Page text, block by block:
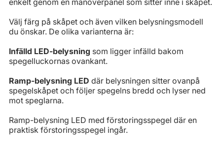
Välj färg på skåpet och även vilken belysningsmodell
du önskar. De olika varianterna är:
Infälld LED-belysning som ligger infälld bakom
spegelluckornas ovankant.
Ramp-belysning LED där belysningen sitter ovanpå
spegelskåpet och följer spegelns bredd och lyser ned
mot speglarna.
Ramp-belysning LED med förstoringsspegel där en
praktisk förstoringsspegel ingår.